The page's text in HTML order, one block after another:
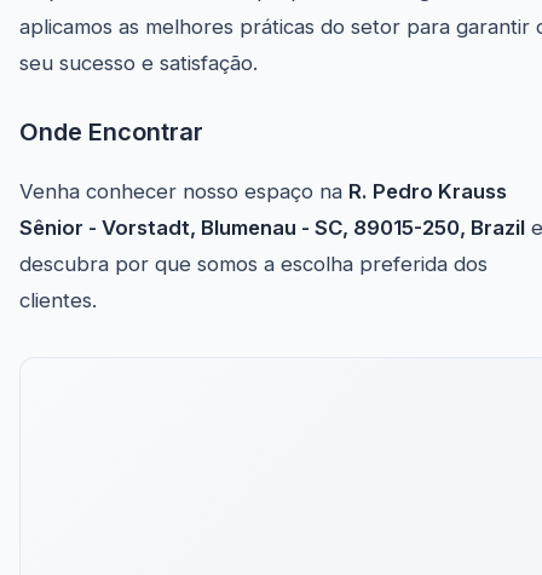
aplicamos as melhores práticas do setor para garantir
seu sucesso e satisfação.
Onde Encontrar
Venha conhecer nosso espaço na R. Pedro Krauss
Sênior - Vorstadt, Blumenau - SC, 89015-250, Brazil e
descubra por que somos a escolha preferida dos
clientes.